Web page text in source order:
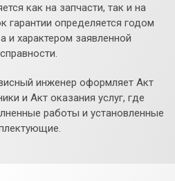
как на запчасти, так и на
гарантии определяется годом
и характером заявленной
инженер оформляет Акт
и Акт оказания услуг, где
работы и установленные